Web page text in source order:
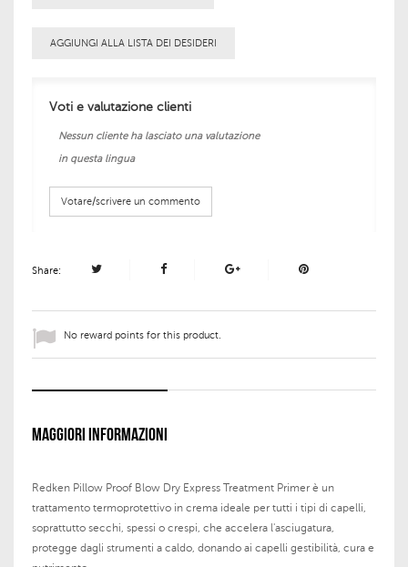
AGGIUNGI ALLA LISTA DEI DESIDERI
Voti e valutazione clienti
Nessun cliente ha lasciato una valutazione
in questa lingua
Votare/scrivere un commento
Share:
No reward points for this product.
MAGGIORI INFORMAZIONI
Redken Pillow Proof Blow Dry Express Treatment Primer è un
trattamento termoprotettivo in crema ideale per tutti i tipi di capelli,
soprattutto secchi, spessi o crespi, che accelera l'asciugatura,
protegge dagli strumenti a caldo, donando ai capelli gestibilità, cura e